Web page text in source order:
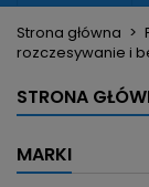
Strona główna
rozczesywanie i
STRONA
MARKI